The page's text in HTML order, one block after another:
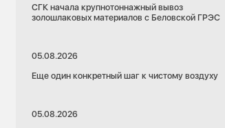
СГК начала крупнотоннажный вывоз
золошлаковых материалов с Беловской ГРЭС
05.08.2026
Еще один конкретный шаг к чистому воздуху
05.08.2026